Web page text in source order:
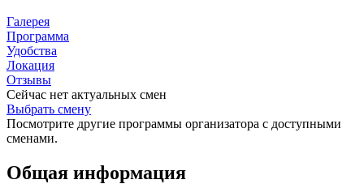
Галерея
Программа
Удобства
Локация
Отзывы
Сейчас нет актуальных смен
Выбрать смену
Посмотрите другие программы организатора с доступными
сменами.
Общая информация